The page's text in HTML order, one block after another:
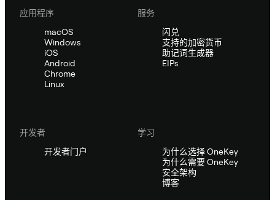
应用程序
macOS
Windows
iOS
Android
Chrome
Linux
服务
闪兑
支持的加密货币
助记词生成器
EIPs
开发者
开发者门户
学习
为什么选择 OneKey
为什么需要 OneKey
安全架构
博客